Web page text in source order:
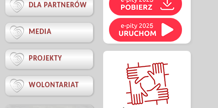
 DLA PARTNERÓW
 MEDIA
 PROJEKTY
 WOLONTARIAT